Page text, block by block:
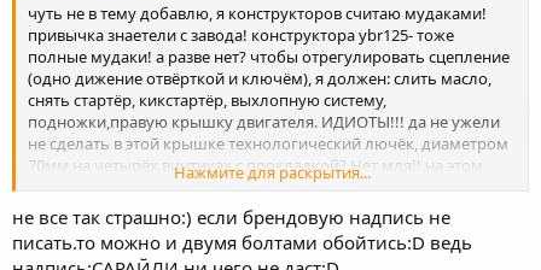
чуть не в тему добавлю, я конструкторов считаю мудаками!
привычка знаетели с завода! конструктора ybr125- тоже
полные мудаки! а разве нет? чтобы отрегулировать сцепление
(одно дижение отвёрткой и ключём), я должен: слить масло,
снять стартёр, кикстартёр, выхлопную систему,
подножки,правую крышку двигателя. ИДИОТЫ!!! да не ужели
не сделать в этой крышке технологический лючёк, диаметром
70мм на четырёх винтиках с прокладкой? Нет мля!! на этом
месте унас гордая надпись YAMAHA !!!!
Нажмите для раскрытия...
не все так страшно:) если брендовую надпись не
писать.то можно и двумя болтами обойтись:D ведь